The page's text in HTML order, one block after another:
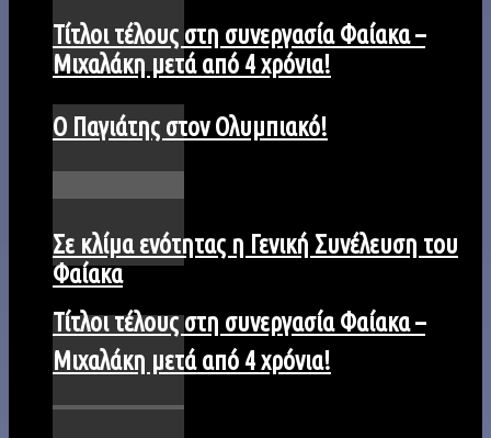
Ο Παγιάτης στον Ολυμπιακό!
Τίτλοι τέλους στη συνεργασία Φαίακα –
Μιχαλάκη μετά από 4 χρόνια!
Τίτλοι τέλους στη συνεργασία Φαίακα –
Μιχαλάκη μετά από 4 χρόνια!
Σε κλίμα ενότητας η Γενική Συνέλευση του
Φαίακα